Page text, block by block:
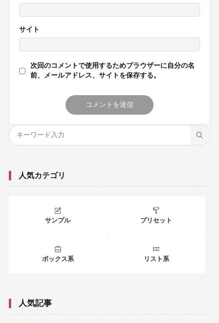
サイト
次回のコメントで使用するためブラウザーに自分の名
前、メールアドレス、サイトを保存する。
人気カテゴリ
サンプル プリセット
ボックス系 リスト系
人気記事